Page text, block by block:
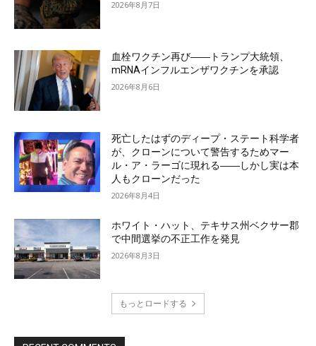
2026年8月7日
血栓ワクチン再び――トランプ大統領、
mRNAインフルエンザワクチンを承認
2026年8月6日
死亡したはずのディープ・ステート科学者
が、クローンについて警告するためマー
ル・ア・ラーゴに現れる――しかし実は本
人もクローンだった
2026年8月4日
ホワイト・ハット、テキサス州ベクサー郡
で中間選挙の不正工作を発見
2026年8月3日
もっとロードする